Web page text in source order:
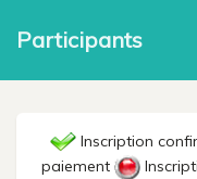
Participants
Inscription
paiement